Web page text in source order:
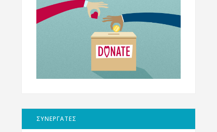
ΣΥΝΕΡΓΑΤΕΣ